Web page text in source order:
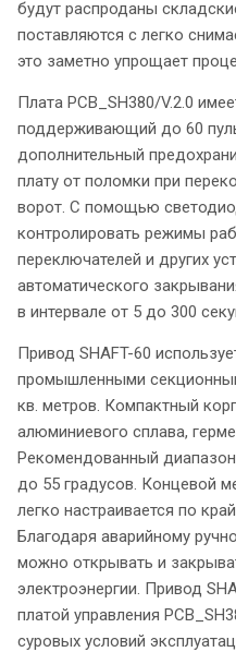
будут распроданы
поставляются с легко
это заметно упрощает
Плата PCB_SH380/V.2.0
поддерживающий до 60
дополнительный
плату от поломки при
ворот. С помощью
контролировать режимы
переключателей и других
автоматического
в интервале от 5 до 300
Привод SHAFT-60
промышленными
кв. метров. Компактный
алюминиевого сплава,
Рекомендованный
до 55 градусов. Концевой
легко настраивается по
Благодаря аварийному
можно открывать и
электроэнергии. Привод
платой управления
суровых условий